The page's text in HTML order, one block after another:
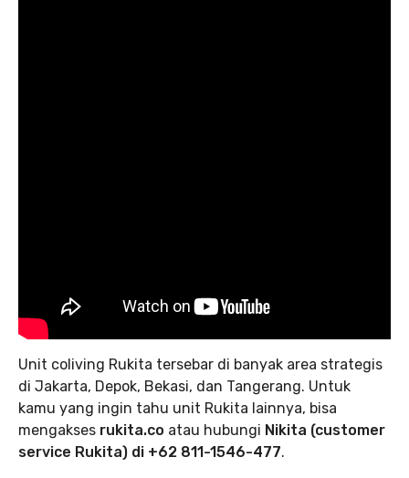
Unit coliving Rukita tersebar di banyak area strategis
di Jakarta, Depok, Bekasi, dan Tangerang. Untuk
kamu yang ingin tahu unit Rukita lainnya, bisa
mengakses rukita.co atau hubungi Nikita (customer
service Rukita) di +62 811-1546-477.